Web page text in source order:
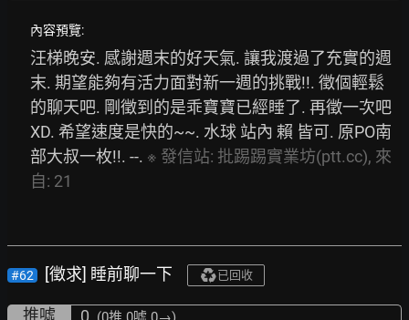
內容預覽:
汪梯晚安. 感謝週末的好天氣. 讓我渡過了充實的週
末. 期望能夠有活力面對新一週的挑戰!!. 徵個輕鬆
的聊天吧. 剛徵到的是乖寶寶已經睡了. 再徵一次吧
XD. 希望速度是快的~~. 水球 站內 賴 皆可. 原PO南
部大叔一枚!!. --. ※ 發信站: 批踢踢實業坊(ptt.cc), 來
自: 21
#62 [徵求] 睡前聊一下 已回收
推噓 0